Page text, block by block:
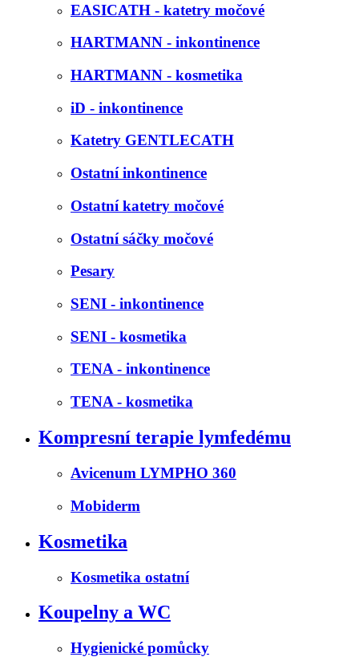
EASICATH - katetry močové
HARTMANN - inkontinence
HARTMANN - kosmetika
iD - inkontinence
Katetry GENTLECATH
Ostatní inkontinence
Ostatní katetry močové
Ostatní sáčky močové
Pesary
SENI - inkontinence
SENI - kosmetika
TENA - inkontinence
TENA - kosmetika
Kompresní terapie lymfedému
Avicenum LYMPHO 360
Mobiderm
Kosmetika
Kosmetika ostatní
Koupelny a WC
Hygienické pomůcky